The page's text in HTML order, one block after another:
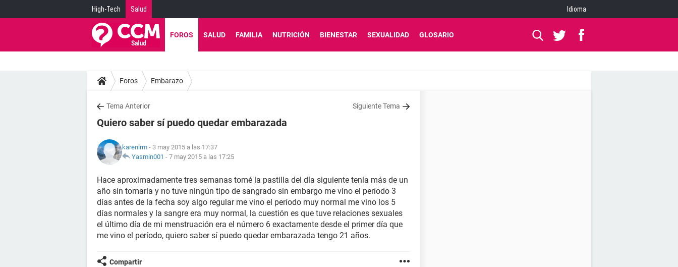
High-Tech Salud Idioma
FOROS SALUD FAMILIA NUTRICIÓN BIENESTAR SEXUALIDAD GLOSARIO
Foros Embarazo
Tema Anterior Siguiente Tema
Quiero saber sí puedo quedar embarazada
karenlrm - 3 may 2015 a las 17:37
Yasmin001 - 7 may 2015 a las 17:25
Hace aproximadamente tres semanas tomé la pastilla del día siguiente tenía más de un
año sin tomarla y no tuve ningún tipo de sangrado sin embargo me vino el período 3
días antes de la fecha soy algo regular me vino el período muy normal me vino los 5
días normales y la sangre era muy normal, la cuestión es que tuve relaciones sexuales
el último día de mi menstruación era el número 6 exactamente desde el primer día que
me vino el período, quiero saber sí puedo quedar embarazada tengo 21 años.
Compartir